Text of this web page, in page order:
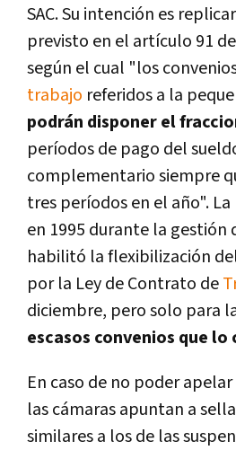
SAC. Su intención es
previsto en el artículo 91
según el cual "los
trabajo referidos a la
podrán disponer el
períodos de pago del
complementario siempre
tres períodos en el año".
en 1995 durante la gestión
habilitó la flexibilización
por la Ley de Contrato de
diciembre, pero solo para
escasos convenios que
En caso de no poder
las cámaras apuntan a
similares a los de las